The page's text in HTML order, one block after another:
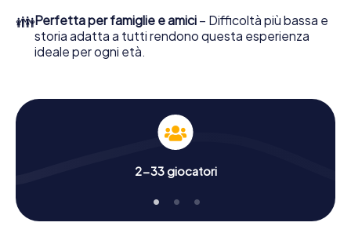
👪Perfetta per famiglie e amici – Difficoltà più bassa e
storia adatta a tutti rendono questa esperienza
ideale per ogni età.
2-33 giocatori